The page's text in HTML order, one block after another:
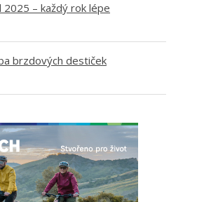
– každý rok lépe
brzdových destiček